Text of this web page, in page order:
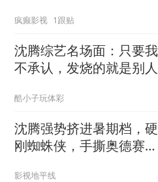
疯癫影视 1跟贴
沈腾综艺名场面：只要我
不承认，发烧的就是别人
酷小子玩体彩
沈腾强势挤进暑期档，硬
刚蜘蛛侠，手撕奥德赛，
影视地平线